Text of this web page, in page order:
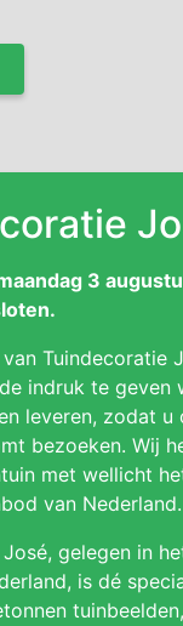
3
Tuindecoratie
indruk te geven
leveren, zodat u
bezoeken. Wij
met wellicht
van Nederland.
gelegen in
is dé